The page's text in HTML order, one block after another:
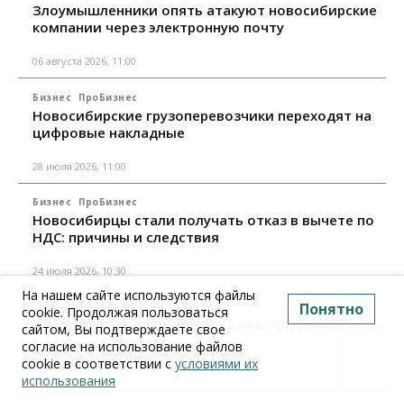
Злоумышленники опять атакуют новосибирские
компании через электронную почту
06 августа 2026, 11:00
Бизнес ПроБизнес
Новосибирские грузоперевозчики переходят на
цифровые накладные
28 июля 2026, 11:00
Бизнес ПроБизнес
Новосибирцы стали получать отказ в вычете по
НДС: причины и следствия
24 июля 2026, 10:30
Бизнес
Новосибирская область вошла в топ регионов по
смертности бизнеса
На нашем сайте используются файлы
cookie. Продолжая пользоваться
сайтом, Вы подтверждаете свое
согласие на использование файлов
cookie в соответствии с условиями их
использования
Понятно